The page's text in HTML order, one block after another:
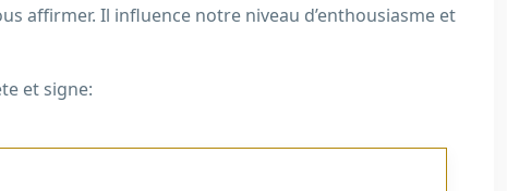
affirmer. Il influence notre niveau d’enthousiasme et
et signe: